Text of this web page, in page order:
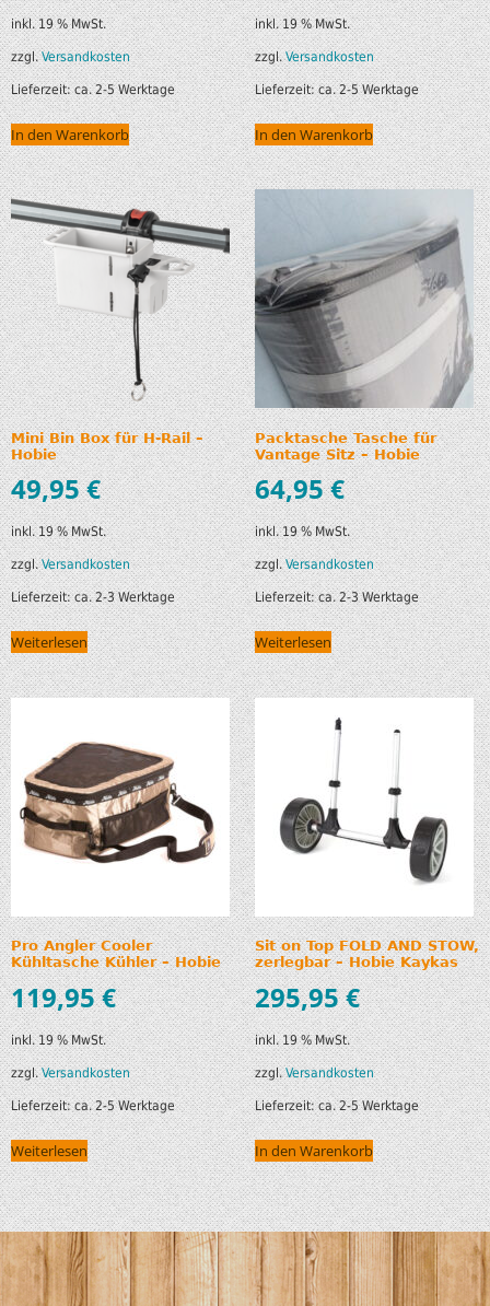
inkl. 19 % MwSt.
zzgl.Versandkosten
Lieferzeit:ca. 2-5 Werktage
In den Warenkorb
inkl. 19 % MwSt.
zzgl.Versandkosten
Lieferzeit:ca. 2-5 Werktage
In den Warenkorb
Mini Bin Box für H-Rail –
Hobie
49,95€
inkl. 19 % MwSt.
zzgl.Versandkosten
Lieferzeit:ca. 2-3 Werktage
Weiterlesen
Packtasche Tasche für
Vantage Sitz – Hobie
64,95€
inkl. 19 % MwSt.
zzgl.Versandkosten
Lieferzeit:ca. 2-3 Werktage
Weiterlesen
Pro Angler Cooler
Kühltasche Kühler – Hobie
119,95€
inkl. 19 % MwSt.
zzgl.Versandkosten
Lieferzeit:ca. 2-5 Werktage
Weiterlesen
Sit on Top FOLD AND STOW,
zerlegbar – Hobie Kaykas
295,95€
inkl. 19 % MwSt.
zzgl.Versandkosten
Lieferzeit:ca. 2-5 Werktage
In den Warenkorb